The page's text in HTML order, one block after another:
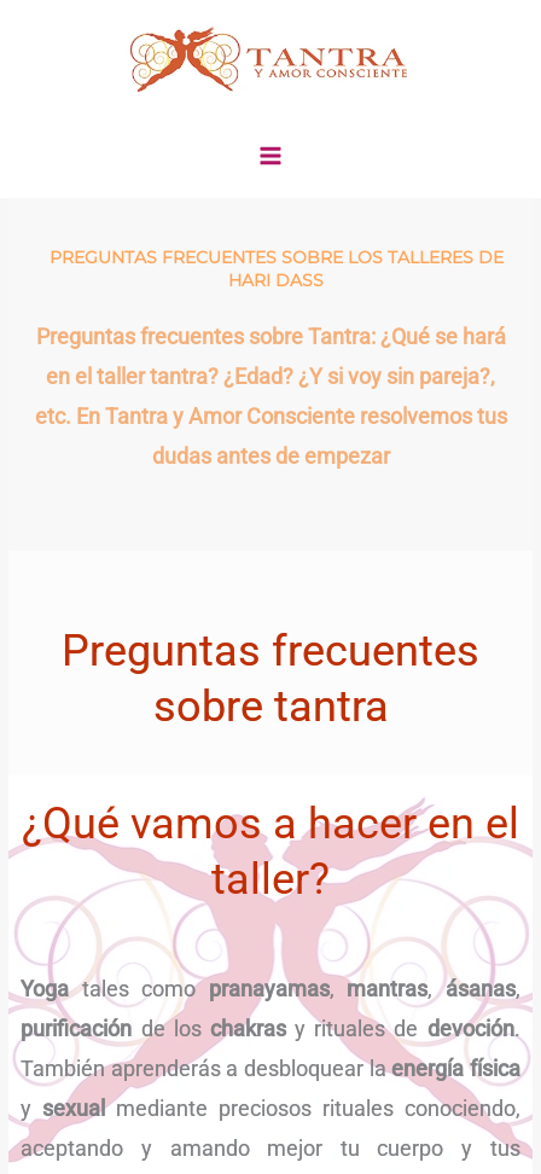
PREGUNTAS FRECUENTES SOBRE LOS TALLERES DE
HARI DASS
Preguntas frecuentes sobre Tantra: ¿Qué se hará
en el taller tantra? ¿Edad? ¿Y si voy sin pareja?,
etc. En Tantra y Amor Consciente resolvemos tus
dudas antes de empezar
Preguntas frecuentes
sobre tantra
¿Qué vamos a hacer en el
taller?
Yogatales como pranayamas, mantras,ásanas,
purificación de los chakrasy rituales de devoción.
También aprenderás a desbloquear laenergía física
y sexualmediante preciosos rituales conociendo,
aceptando y amando mejor tu cuerpo y tus